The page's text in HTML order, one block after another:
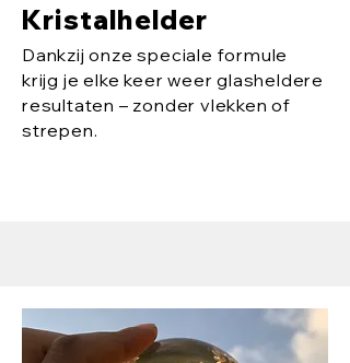
Kristalhelder
Dankzij onze speciale formule
krijg je elke keer weer glasheldere
resultaten – zonder vlekken of
strepen.